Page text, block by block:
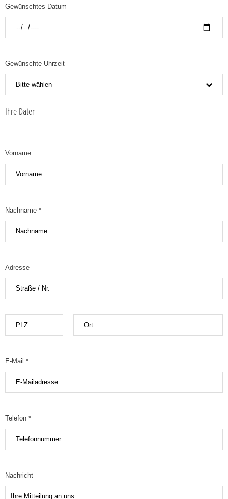
Gewünschtes Datum
Gewünschte Uhrzeit
Bitte wählen
Ihre Daten
Vorname
Nachname *
Adresse
E-Mail *
Telefon *
Nachricht